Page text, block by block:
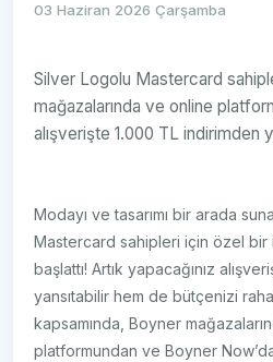
03 Haziran 2026 Çarşamba
Silver Logolu Mastercard
mağazalarında ve online
alışverişte 1.000 TL indirimden
Modayı ve tasarımı bir arada
Mastercard sahipleri için özel bir
başlattı! Artık yapacağınız
yansıtabilir hem de bütçenizi
kapsamında, Boyner
platformundan ve Boyner